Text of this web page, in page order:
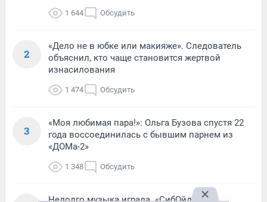
1 644 Обсудить
2
«Дело не в юбке или макияже». Следователь
объяснил, кто чаще становится жертвой
изнасилования
1 474 Обсудить
3
«Моя любимая пара!»: Ольга Бузова спустя 22
года воссоединилась с бывшим парнем из
«ДОМа-2»
1 348 Обсудить
Недолго музыка играла. «СибОйл»